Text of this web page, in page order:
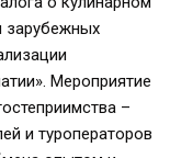
зарубежных
Мероприятие
–
и туроператоров